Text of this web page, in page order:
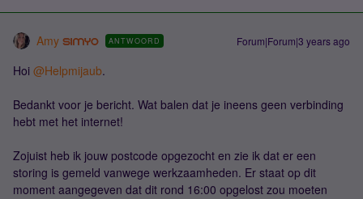
Amy ANTWOORD Forum|Forum|3 years ago
Hoi @Helpmijaub.
Bedankt voor je bericht. Wat balen dat je ineens geen verbinding
hebt met het internet!
Zojuist heb ik jouw postcode opgezocht en zie ik dat er een
storing is gemeld vanwege werkzaamheden. Er staat op dit
moment aangegeven dat dit rond 16:00 opgelost zou moeten